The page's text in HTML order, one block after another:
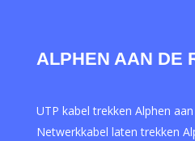
ALPHEN AAN DE
UTP kabel trekken Alphen
Netwerkkabel laten trekken